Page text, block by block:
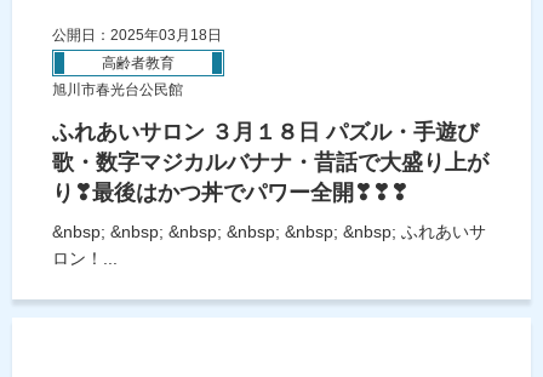
公開日：2025年03月18日
高齢者教育
旭川市春光台公民館
ふれあいサロン ３月１８日 パズル・手遊び
歌・数字マジカルバナナ・昔話で大盛り上が
り❣最後はかつ丼でパワー全開❣❣❣
&nbsp; &nbsp; &nbsp; &nbsp; &nbsp; &nbsp; ふれあいサ
ロン！...